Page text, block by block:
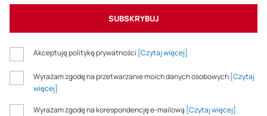
SUBSKRYBUJ
Akceptuję politykę prywatności [Czytaj więcej]
Wyrażam zgodę na przetwarzanie moich danych osobowych [Czytaj
więcej]
Wyrażam zgodę na korespondencję e-mailową [Czytaj więcej]